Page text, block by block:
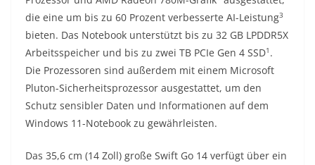
die eine um bis zu 60 Prozent verbesserte AI-Leistung3
bieten. Das Notebook unterstützt bis zu 32 GB LPDDR5X
Arbeitsspeicher und bis zu zwei TB PCIe Gen 4 SSD1 .
Die Prozessoren sind außerdem mit einem Microsoft
Pluton-Sicherheitsprozessor ausgestattet, um den
Schutz sensibler Daten und Informationen auf dem
Windows 11-Notebook zu gewährleisten.
Das 35,6 cm (14 Zoll) große Swift Go 14 verfügt über ein